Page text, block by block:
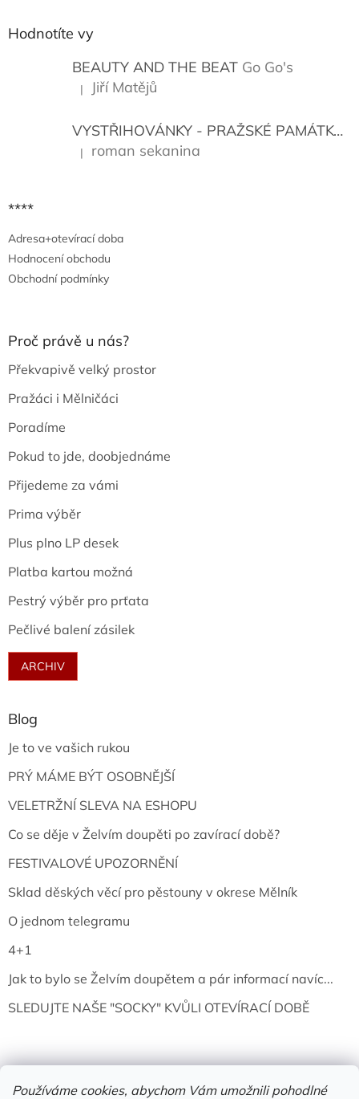
Používáme cookies, abychom Vám umožnili pohodlné
Hodnotíte vy
BEAUTY AND THE BEAT Go Go's
Hodnocení produktu je 5 z 5 hvězdiček.
| Jiří Matějů
VYSTŘIHOVÁNKY - PRAŽSKÉ PAMÁTKY
Hodnocení produktu je 5 z 5 hvězdiček.
| roman sekanina
****
Adresa+otevírací doba
Hodnocení obchodu
Obchodní podmínky
Proč právě u nás?
Překvapivě velký prostor
Pražáci i Mělničáci
Poradíme
Pokud to jde, doobjednáme
Přijedeme za vámi
Prima výběr
Plus plno LP desek
Platba kartou možná
Pestrý výběr pro prťata
Pečlivé balení zásilek
ARCHIV
Blog
Je to ve vašich rukou
PRÝ MÁME BÝT OSOBNĚJŠÍ
VELETRŽNÍ SLEVA NA ESHOPU
Co se děje v Želvím doupěti po zavírací době?
FESTIVALOVÉ UPOZORNĚNÍ
Sklad děských věcí pro pěstouny v okrese Mělník
O jednom telegramu
4+1
Jak to bylo se Želvím doupětem a pár informací navíc...
SLEDUJTE NAŠE "SOCKY" KVŮLI OTEVÍRACÍ DOBĚ